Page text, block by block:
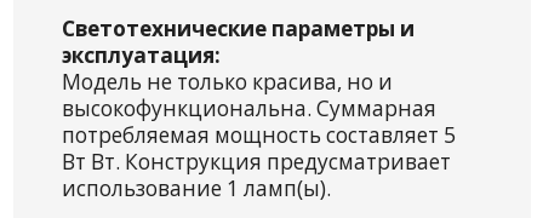
Светотехнические параметры и
эксплуатация:
Модель не только красива, но и
высокофункциональна. Суммарная
потребляемая мощность составляет 5
Вт Вт. Конструкция предусматривает
использование 1 ламп(ы).